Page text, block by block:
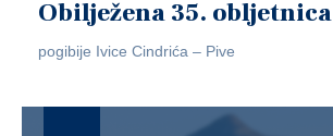
Obilježena 35. obljetnica
pogibije Ivice Cindrića – Pive